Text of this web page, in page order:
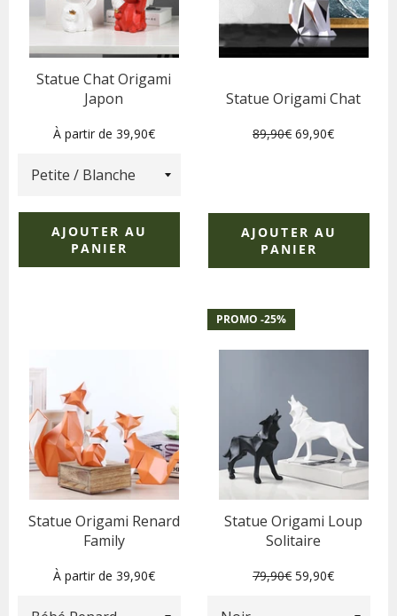
Statue Chat Origami
Japon
À partir de 39,90€
AJOUTER AU
PANIER
Statue Origami Chat
Prix
89,90€ Prix
69,90€
AJOUTER AU
PANIER
Statue Origami Renard
Family
À partir de 39,90€
Statue Origami Loup
Solitaire
Prix
79,90€ Prix
59,90€
PROMO -25%